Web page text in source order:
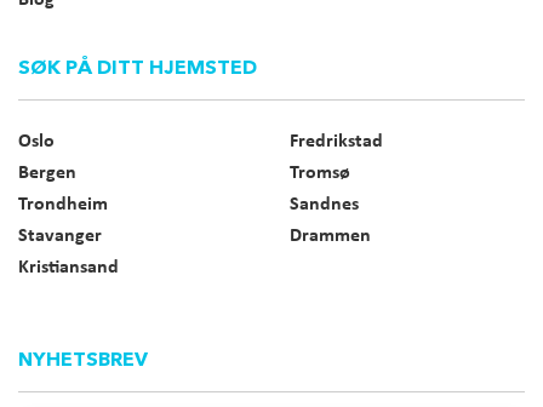
SØK PÅ DITT HJEMSTED
Oslo
Bergen
Trondheim
Stavanger
Kristiansand
Fredrikstad
Tromsø
Sandnes
Drammen
NYHETSBREV